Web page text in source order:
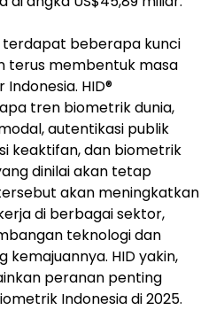
terdapat beberapa kunci
terus membentuk masa
HID®
tren biometrik dunia,
autentikasi publik
keaktifan, dan biometrik
dinilai akan tetap
akan meningkatkan
di berbagai sektor,
teknologi dan
kemajuannya. HID yakin,
peranan penting
Indonesia di 2025.